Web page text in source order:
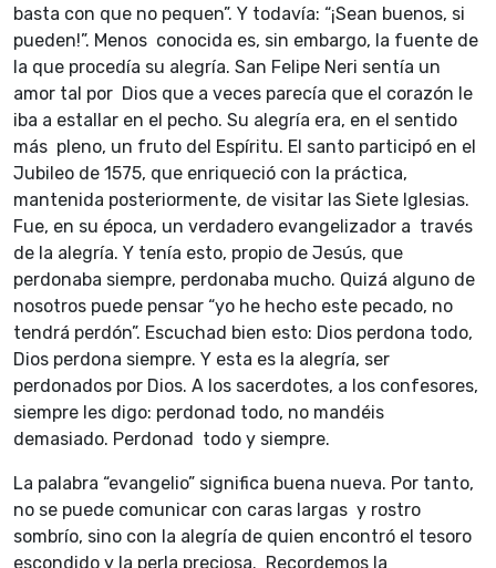
basta con que no pequen”. Y todavía: “¡Sean buenos, si
pueden!”. Menos conocida es, sin embargo, la fuente de
la que procedía su alegría. San Felipe Neri sentía un
amor tal por Dios que a veces parecía que el corazón le
iba a estallar en el pecho. Su alegría era, en el sentido
más pleno, un fruto del Espíritu. El santo participó en el
Jubileo de 1575, que enriqueció con la práctica,
mantenida posteriormente, de visitar las Siete Iglesias.
Fue, en su época, un verdadero evangelizador a través
de la alegría. Y tenía esto, propio de Jesús, que
perdonaba siempre, perdonaba mucho. Quizá alguno de
nosotros puede pensar “yo he hecho este pecado, no
tendrá perdón”. Escuchad bien esto: Dios perdona todo,
Dios perdona siempre. Y esta es la alegría, ser
perdonados por Dios. A los sacerdotes, a los confesores,
siempre les digo: perdonad todo, no mandéis
demasiado. Perdonad todo y siempre.
La palabra “evangelio” significa buena nueva. Por tanto,
no se puede comunicar con caras largas y rostro
sombrío, sino con la alegría de quien encontró el tesoro
escondido y la perla preciosa. Recordemos la